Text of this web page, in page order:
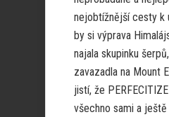
nejobtížnější cesty k
by si výprava
najala skupinku
zavazadla na Mount
jistí, že
všechno sami a